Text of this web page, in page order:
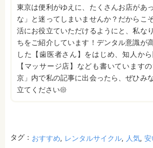
東京は便利がゆえに、たくさんお店があ
な」と迷ってしまいませんか？だからこ
活にお役立ていただけるようにと、私な
ちをご紹介しています！デンタル意識が
した【歯医者さん】をはじめ、知人か
【マッサージ店】なども書いています
京」内で私の記事に出会ったら、ぜひみ
立てください𑁍
タグ： おすすめ レンタルサイクル 人気 安